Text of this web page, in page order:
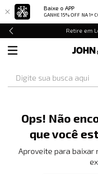
Baixe o APP
GANHE 15% OFF NA 1ª
Retire em
Ops! Não
que você
Aproveite para baixar